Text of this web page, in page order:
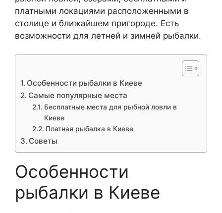
платными локациями расположенными в
столице и ближайшем пригороде. Есть
возможности для летней и зимней рыбалки.
Особенности рыбалки в Киеве
Самые популярные места
Бесплатные места для рыбной ловли в
Киеве
Платная рыбалка в Киеве
Советы
Особенности
рыбалки в Киеве